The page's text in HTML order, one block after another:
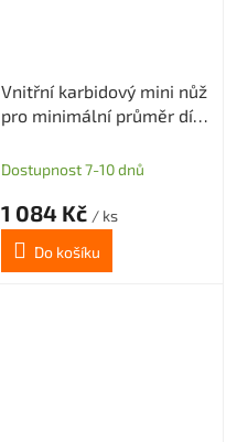
Vnitřní karbidový mini nůž
pro minimální průměr díry
Dostupnost 7-10 dnů
1 084 Kč / ks
Do košíku